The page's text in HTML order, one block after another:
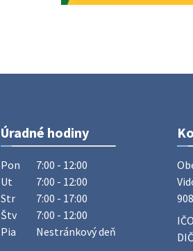
Vážený občan, dnes 5. 8.
Oznámenie o uložení
Juraj Sloboda
Na úradnej tabuli je nová
https://
28. júla 2026 10:49
Úradné hodiny
Pon
7:00 - 12:00
Ut
7:00 - 12:00
Str
7:00 - 17:00
Štv
7:00 - 12:00
Pia
Nestránkový deň